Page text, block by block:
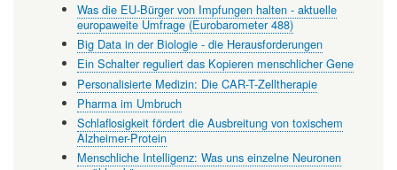
Was die EU-Bürger von Impfungen halten - aktuelle
europaweite Umfrage (Eurobarometer 488)
Big Data in der Biologie - die Herausforderungen
Ein Schalter reguliert das Kopieren menschlicher Gene
Personalisierte Medizin: Die CAR-T-Zelltherapie
Pharma im Umbruch
Schlaflosigkeit fördert die Ausbreitung von toxischem
Alzheimer-Protein
Menschliche Intelligenz: Was uns einzelne Neuronen